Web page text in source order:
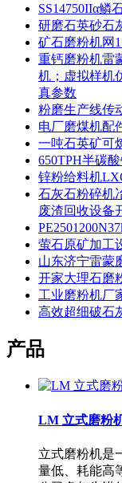
SS14750IIα鳞
研磨石英砂石
矿石磨粉机网
重钙磨粉机雷
机；虚拟样机
真参数
粉磨生产线传
电厂磨煤机配
一吨石英矿可
650TPH半碳
锌粉给料机
石灰石粉碎机
废渣回收设备
萤石原矿加工
山东济宁雷蒙
开家大理石磨
工业磨粉机厂
高效超细破石
产品
LM 立式磨粉
立式磨粉机是
量低、耗能高